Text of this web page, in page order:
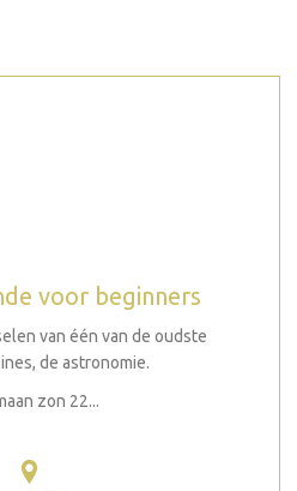
voor beginners
van één van de oudste
de astronomie.
zon 22...